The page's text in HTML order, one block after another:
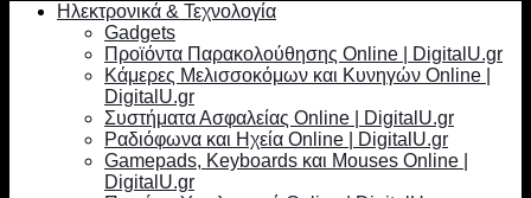
Ηλεκτρονικά & Τεχνολογία
Gadgets
Προϊόντα Παρακολούθησης Online | DigitalU.gr
Κάμερες Μελισσοκόμων και Κυνηγών Online |
DigitalU.gr
Συστήματα Ασφαλείας Online | DigitalU.gr
Ραδιόφωνα και Ηχεία Online | DigitalU.gr
Gamepads, Keyboards και Mouses Online |
DigitalU.gr